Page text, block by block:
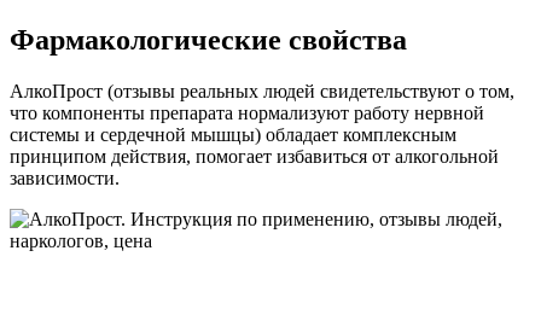
Фармакологические свойства
АлкоПрост (отзывы реальных людей свидетельствуют о том,
что компоненты препарата нормализуют работу нервной
системы и сердечной мышцы) обладает комплексным
принципом действия, помогает избавиться от алкогольной
зависимости.